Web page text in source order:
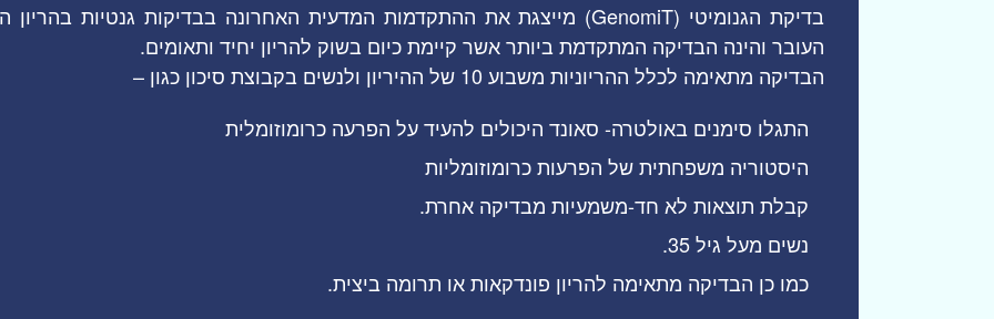
בדיקת הגנומיטי (GenomiT) מייצגת את ההתקדמות המדעית האחרונה בבדיקות גנטיות בהריון
העובר והינה הבדיקה המתקדמת ביותר אשר קיימת כיום בשוק להריון יחיד ותאומים.
הבדיקה מתאימה לכלל ההריוניות משבוע 10 של ההיריון ולנשים בקבוצת סיכון כגון –
התגלו סימנים באולטרה- סאונד היכולים להעיד על הפרעה כרומוזומלית
היסטוריה משפחתית של הפרעות כרומוזומליות
קבלת תוצאות לא חד-משמעיות מבדיקה אחרת.
נשים מעל גיל 35.
כמו כן הבדיקה מתאימה להריון פונדקאות או תרומה ביצית.